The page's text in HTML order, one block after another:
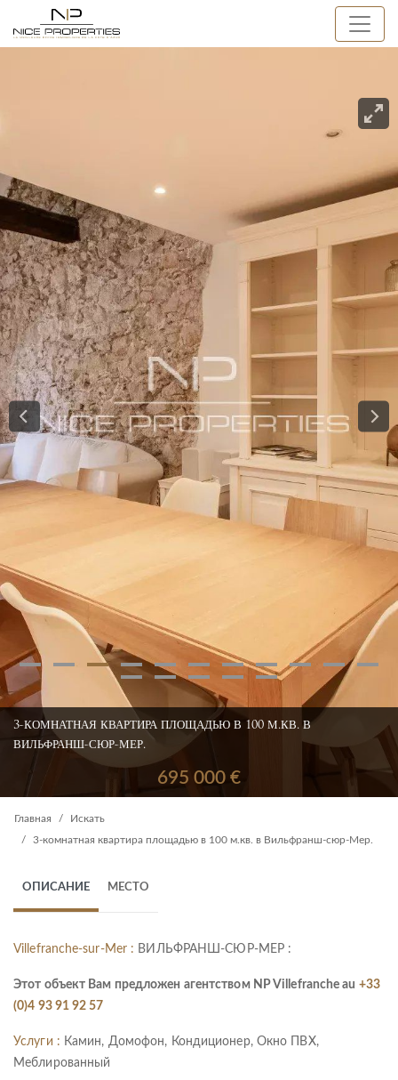
Главная
Искать
3-комнатная квартира площадью в 100 м.кв. в Вильфранш-сюр-Мер.
3-КОМНАТНАЯ КВАРТИРА ПЛОЩАДЬЮ В 100 М.КВ. В
ВИЛЬФРАНШ-СЮР-МЕР.
695 000 €
ОПИСАНИЕ МЕСТО
Villefranche-sur-Mer : ВИЛЬФРАНШ-СЮР-МЕР :
Этот объект Вам предложен агентством NP Villefranche au +33
(0)4 93 91 92 57
Услуги : Камин, Домофон, Кондиционер, Окно ПВХ,
Меблированный